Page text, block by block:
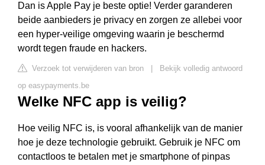
Dan is Apple Pay je beste optie! Verder garanderen
beide aanbieders je privacy en zorgen ze allebei voor
een hyper-veilige omgeving waarin je beschermd
wordt tegen fraude en hackers.
Verzoek tot verwijderen van bron
Bekijk volledig antwoord
op easypayments.be
Welke NFC app is veilig?
Hoe veilig NFC is, is vooral afhankelijk van de manier
hoe je deze technologie gebruikt. Gebruik je NFC om
contactloos te betalen met je smartphone of pinpas